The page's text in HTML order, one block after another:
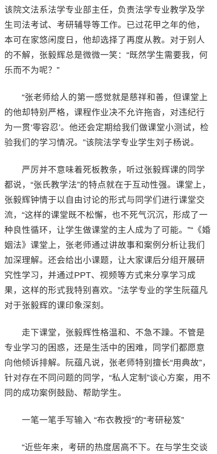
该院文法系法学专业部主任，负责法学专业教学及学
生司法考试、考研辅导等工作。已过花甲之年的他，
本可在家悠闲度日，他却选择了再度从教。对于别人
的不解，张毅辉总是微微一笑：“既然学生需要我，何
乐而不为呢？”
“张老师给人的第一感觉就是慈祥和善，但课堂上
的他却特别严格，课程作业决不允许拖沓，对违纪行
为一贯‘零容忍’。他还会定期给我们做课堂小测试，检
验我们的学习情况。”该院法学专业学生刘子杨说。
严厉并不意味着死板教条，听过张毅辉课的同学
都说，“张氏教学法”的特点就在于互动性强。课堂上，
张毅辉钟情于以自由讨论的形式与同学们进行课堂交
流，“这样的课堂既不松懈，也不死气沉沉，形成了一
种良性循环，让学生做课堂的主人成为了可能。”“《婚
姻法》课堂上，张老师通过讲故事和案例分析让我们
加深理解。还会给出小课题，让大家课后分组开展研
究性学习，并通过PPT、视频等方式来分享学习成
果，这样的形式我特别喜欢。”法学专业的学生阮蕴凡
对于张毅辉的课印象深刻。
走下课堂，张毅辉性格温和、不急不躁。不管是
专业学习的困惑，还是生活中的困难，同学们都愿意
向他倾诉排解。阮蕴凡说，张老师特别擅长“用典故”，
针对存在不同问题的同学，“私人定制”谈心方案，用不
同的成功案例鼓励、帮助学生。
一笔一笔手写输入 “布衣教授”的“考研秘笈”
“近些年来，考研的热度居高不下。在与学生交谈